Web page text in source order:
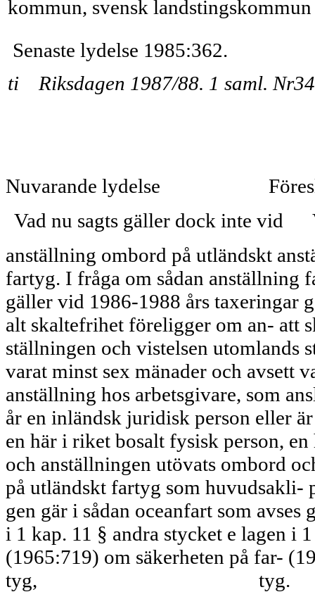
kommun, svensk
Senaste lydelse 1985:362.
ti Riksdagen 1987/88. 1 saml. Nr34
Nuvarande lydelse
Vad nu sagts gäller dock inte vid
anställning ombord på utländskt
fartyg. I fråga om sådan anställning
gäller vid 1986-1988 års taxeringar
alt skaltefrihet föreligger om an- att
ställningen och vistelsen utomlands
varat minst sex mänader och avsett
anställning hos arbetsgivare, som
år en inländsk juridisk person eller
en här i riket bosalt fysisk person,
och anställningen utövats ombord
på utländskt fartyg som huvudsakli-
gen gär i sådan oceanfart som avses
i 1 kap. 11 § andra stycket e lagen i
(1965:719) om säkerheten på far-
tyg,
tyg.